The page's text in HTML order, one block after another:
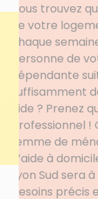
Vous trouvez
de votre
chaque
personne de
dépendante
suffisamment
aide ? Prenez
professionnel
femme de
d’aide à
Lyon Sud
besoins